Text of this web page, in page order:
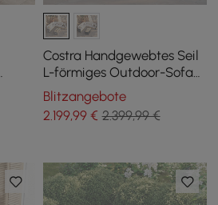
Costra Handgewebtes Seil
L-förmiges Outdoor-Sofa
mit Couchtisch in Elfenbein
Blitzangebote
2.199,99€ 2.399,99 €